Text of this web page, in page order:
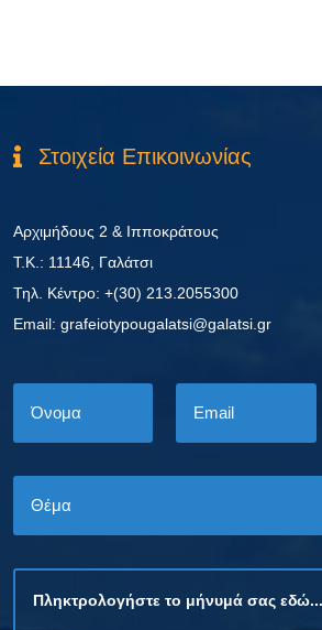
Στοιχεία Επικοινωνίας
Αρχιμήδους 2 & Ιπποκράτους
Τ.Κ.: 11146, Γαλάτσι
Τηλ. Κέντρο: +(30) 213.2055300
Εmail: grafeiotypougalatsi@galatsi.gr